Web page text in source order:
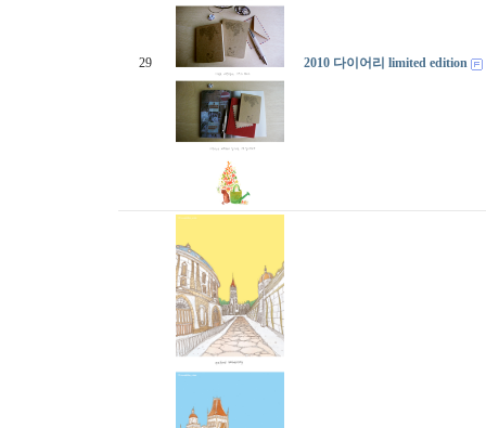
29 2010 다이어리 limited edition